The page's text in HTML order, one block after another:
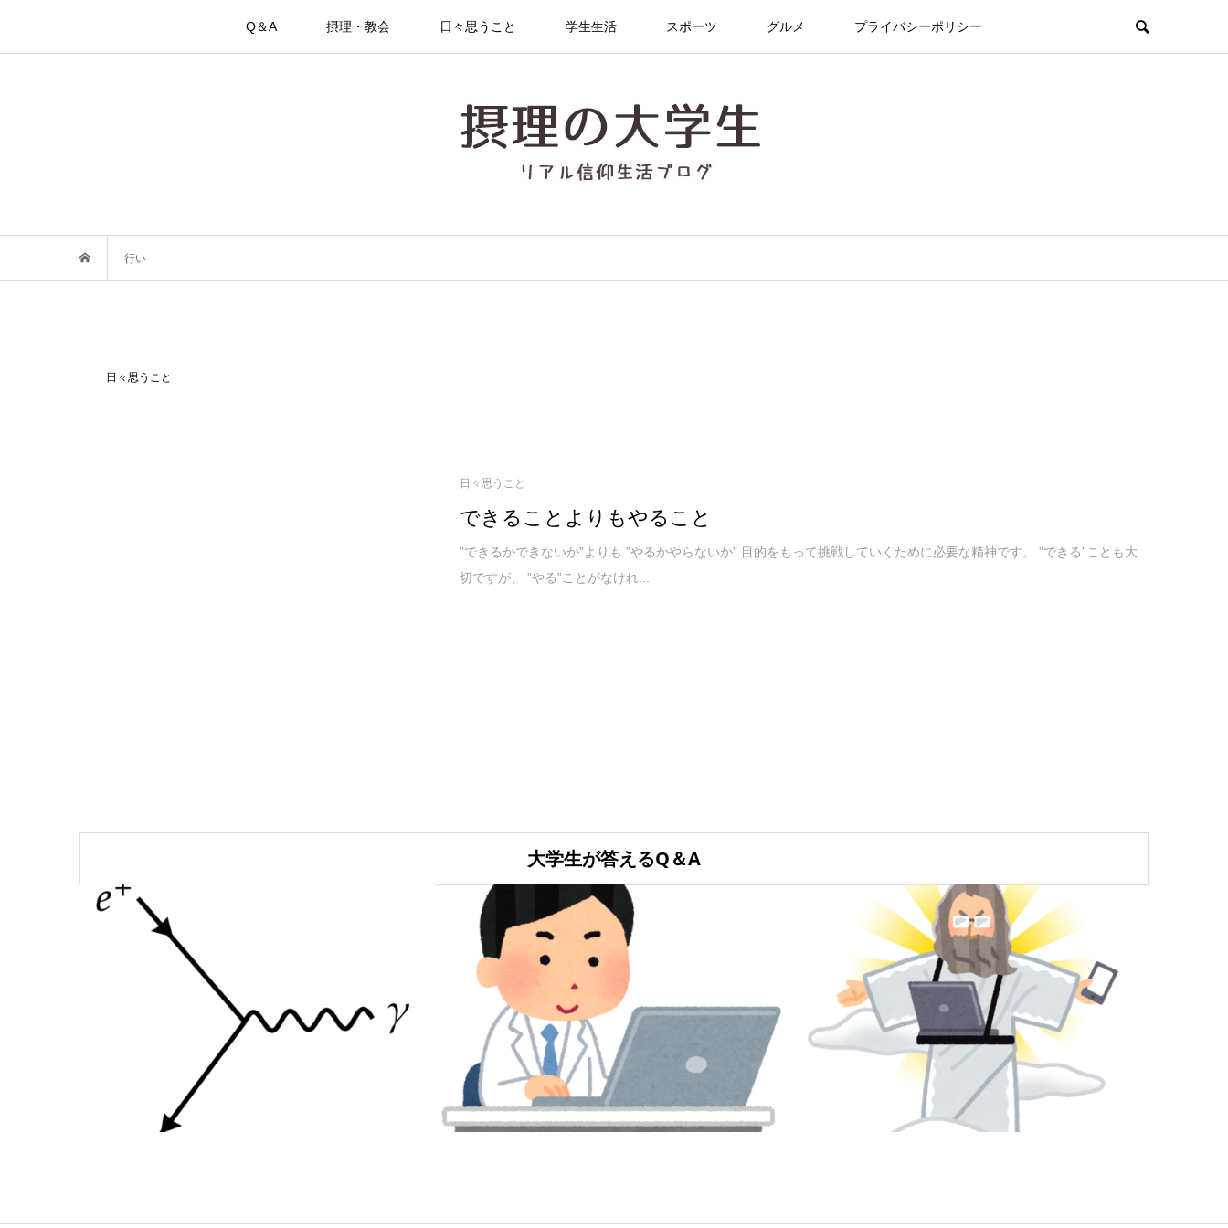
Q＆A 摂理・教会 日々思うこと 学生生活 スポーツ グルメ プライバシーポリシー
行い
日々思うこと
日々思うこと
できることよりもやること
”できるかできないか”よりも ”やるかやらないか” 目的をもって挑戦していくために必要な精神です。 ”できる”ことも大
切ですが、 ”やる”ことがなけれ...
大学生が答えるQ＆A